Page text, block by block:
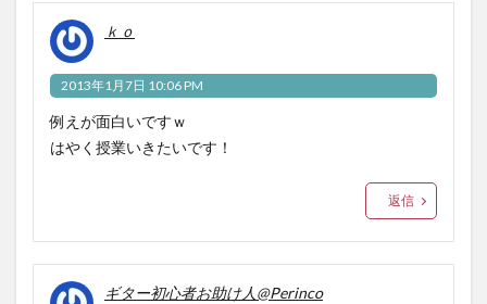
ｋｏ
2013年1月7日 10:06 PM
例えが面白いですｗ
はやく授業いきたいです！
返信
ギター初心者お助け人@Perinco